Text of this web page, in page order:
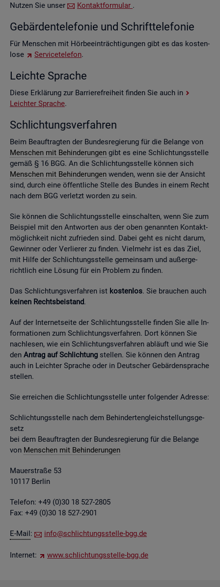
Nut­zen Sie unser Kon­takt­for­mu­lar .
Ge­bär­den­te­le­fo­nie und Schrift­te­le­fo­nie
Für Men­schen mit Hör­be­ein­träch­ti­gun­gen gibt es das kos­ten­
lo­se
Ser­vice­te­le­fon.
Leich­te Spra­che
Diese Er­klä­rung zur Bar­rie­re­frei­heit fin­den Sie auch in
Leich­ter Spra­che.
Schlich­tungs­ver­fah­ren
Beim Be­auf­trag­ten der Bun­des­re­gie­rung für die Be­lan­ge von
Men­schen mit Be­hin­de­run­gen gibt es eine Schlich­tungs­stel­le
gemäß § 16 BGG. An die Schlich­tungs­stel­le kön­nen sich
Men­schen mit Be­hin­de­run­gen wen­den, wenn sie der An­sicht
sind, durch eine öf­fent­li­che Stel­le des Bun­des in einem Recht
nach dem BGG ver­letzt wor­den zu sein.
Sie kön­nen die Schlich­tungs­stel­le ein­schal­ten, wenn Sie zum
Bei­spiel mit den Ant­wor­ten aus der oben ge­nann­ten Kon­takt­
mög­lich­keit nicht zu­frie­den sind. Dabei geht es nicht darum,
Ge­win­ner oder Ver­lie­rer zu fin­den. Viel­mehr ist es das Ziel,
mit Hilfe der Schlich­tungs­stel­le ge­mein­sam und au­ßer­ge­
richt­lich eine Lö­sung für ein Pro­blem zu fin­den.
Das Schlich­tungs­ver­fah­ren ist kos­ten­los. Sie brau­chen auch
kei­nen Rechts­bei­stand.
Auf der In­ter­net­sei­te der Schlich­tungs­stel­le fin­den Sie alle In­
for­ma­tio­nen zum Schlich­tungs­ver­fah­ren. Dort kön­nen Sie
nach­le­sen, wie ein Schlich­tungs­ver­fah­ren ab­läuft und wie Sie
den An­trag auf Schlich­tung stel­len. Sie kön­nen den An­trag
auch in Leich­ter Spra­che oder in Deut­scher Ge­bär­den­spra­che
stel­len.
Sie er­rei­chen die Schlich­tungs­stel­le unter fol­gen­der Adres­se:
Schlich­tungs­stel­le nach dem Be­hin­der­ten­gleich­stel­lungs­ge­
setz
bei dem Be­auf­trag­ten der Bun­des­re­gie­rung für die Be­lan­ge
von Men­schen mit Be­hin­de­run­gen
Mau­er­stra­ße 53
10117 Ber­lin
Te­le­fon: +49 (0)30 18 527-2805
Fax: +49 (0)30 18 527-2901
E-Mail: info@​sch​lich​tung​sste​lle-​bgg.​de
In­ter­net: www.​sch​lich​tung​sste​lle-​bgg.​de